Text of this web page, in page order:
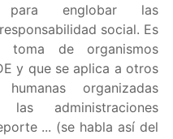
para englobar las
social. Es
toma de organismos
y que se aplica a otros
organizadas
las administraciones
... (se habla así del